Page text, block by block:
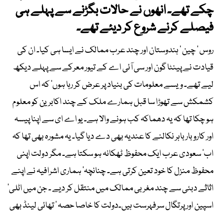
چکے تھے۔ انھوں نے حالات بگڑنے سے پہلے ہی
فیصلے کرنے شروع کر دیئے تھے۔
روس ‘ چین ‘ ہندوستان اور چند عرب ممالک نے ایسا ہی کیا۔ ان کی
قیادت نے پینٹا گون اور سی آئی اے کے تیور معرکے سے پہلے دیکھ
لیے تھے۔ ویسے معلومات کی بنیاد پر عرض کر رہا ہوں‘ کہ اس
کشمکش سے تھوڑا سا قبل ہمارے ملک کے چند اکابرین کو معلوم
ہو چکا تھا کہ یہ دھماکہ کب ہونے والا ہے۔ یو اے ای سے اپنا پیسہ
اور کاروبار باہر نکالنے کا عندیہ بھی دے دیا گیا۔ یہ مشورہ بھی تھا کہ
اب‘ سعودی عرب ایک محفوظ ٹھکانہ ہو سکتا ہے۔ مگر دولت اپنی
محفوظ منزل کا خود تعین کرتی ہے۔ چنانچہ‘ ہماری اشرافیہ نے اپنے
اثاثے دبئی سے چند مغربی ممالک میں منتقل کر دیے ۔ جن میں اٹلی‘
اسپین اور پرتگال سرفہرست ہیں۔دولت کا خاصا حصہ ‘ تھائی لینڈ بھی